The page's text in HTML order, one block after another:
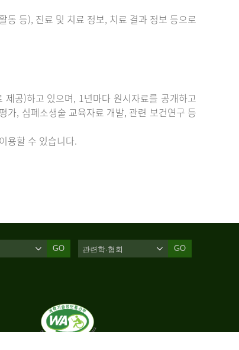
동 등), 진료 및 치료 정보, 치료 결과 정보 등으로
공)하고 있으며, 1년마다 원시자료를 공개하고
가, 심폐소생술 교육자료 개발, 관련 보건연구 등
용할 수 있습니다.
GO GO